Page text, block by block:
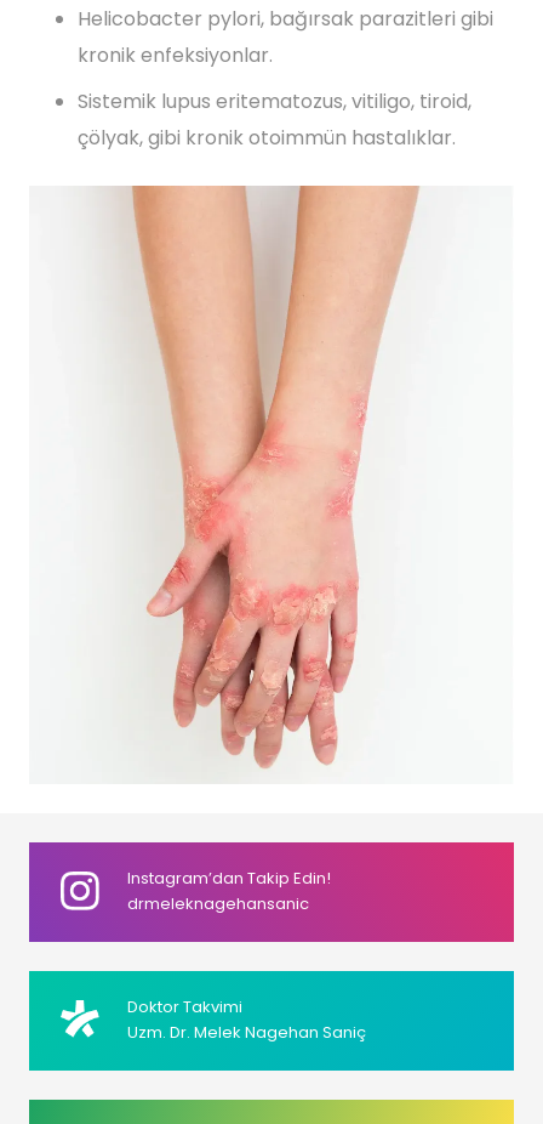
Helicobacter pylori, bağırsak parazitleri gibi
kronik enfeksiyonlar.
Sistemik lupus eritematozus, vitiligo, tiroid,
çölyak, gibi kronik otoimmün hastalıklar.
Instagram’dan Takip Edin!
drmeleknagehansanic
Doktor Takvimi
Uzm. Dr. Melek Nagehan Saniç